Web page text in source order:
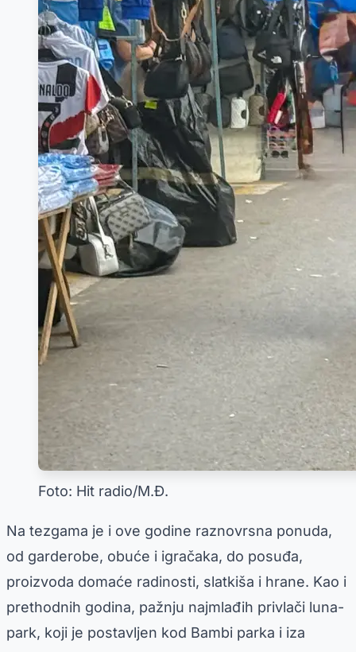
Foto: Hit radio/M.Đ.
Na tezgama je i ove godine raznovrsna ponuda,
od garderobe, obuće i igračaka, do posuđa,
proizvoda domaće radinosti, slatkiša i hrane. Kao i
prethodnih godina, pažnju najmlađih privlači luna-
park, koji je postavljen kod Bambi parka i iza